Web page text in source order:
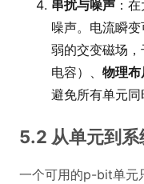
串扰与噪声 ：
噪声。电流瞬
弱的交变磁场
电容）、 物理
避免所有单元同
5.2 从单元到
一个可用的p-bit单元